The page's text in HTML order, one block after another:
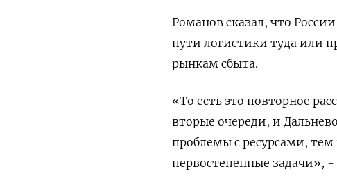
Романов сказал, что
пути логистики туда или
рынкам сбыта.
«То есть это повторное
вторые очереди, и
проблемы с ресурсами,
первостепенные задачи», -